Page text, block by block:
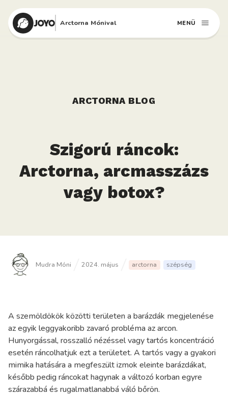
Arctorna Mónival MENÜ
ARCTORNA BLOG
Szigorú ráncok:
Arctorna, arcmasszázs
vagy botox?
Mudra Móni 2024. május arctorna szépség
A szemöldökök közötti területen a barázdák megjelenése
az egyik leggyakoribb zavaró probléma az arcon.
Hunyorgással, rosszalló nézéssel vagy tartós koncentráció
esetén ráncolhatjuk ezt a területet. A tartós vagy a gyakori
mimika hatására a megfeszült izmok eleinte barázdákat,
később pedig ráncokat hagynak a változó korban egyre
szárazabbá és rugalmatlanabbá váló bőrön.